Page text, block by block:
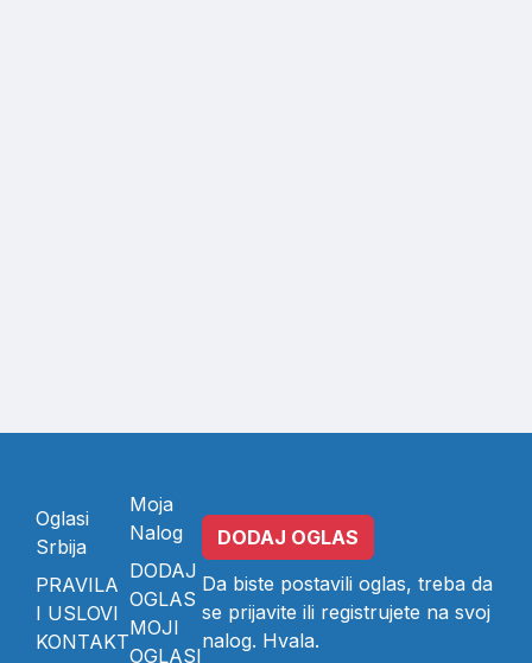
Oglasi
Srbija
PRAVILA
I USLOVI
KONTAKT
Moja
Nalog
DODAJ
OGLAS
MOJI
OGLASI
DODAJ OGLAS
Da biste postavili oglas, treba da
se prijavite ili registrujete na svoj
nalog. Hvala.